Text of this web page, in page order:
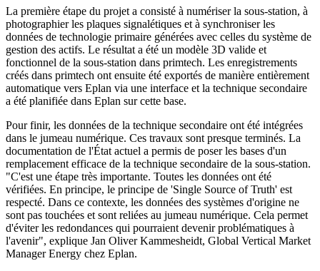
La première étape du projet a consisté à numériser la sous-station, à
photographier les plaques signalétiques et à synchroniser les
données de technologie primaire générées avec celles du système de
gestion des actifs. Le résultat a été un modèle 3D valide et
fonctionnel de la sous-station dans primtech. Les enregistrements
créés dans primtech ont ensuite été exportés de manière entièrement
automatique vers Eplan via une interface et la technique secondaire
a été planifiée dans Eplan sur cette base.
Pour finir, les données de la technique secondaire ont été intégrées
dans le jumeau numérique. Ces travaux sont presque terminés. La
documentation de l'État actuel a permis de poser les bases d'un
remplacement efficace de la technique secondaire de la sous-station.
"C'est une étape très importante. Toutes les données ont été
vérifiées. En principe, le principe de 'Single Source of Truth' est
respecté. Dans ce contexte, les données des systèmes d'origine ne
sont pas touchées et sont reliées au jumeau numérique. Cela permet
d'éviter les redondances qui pourraient devenir problématiques à
l'avenir", explique Jan Oliver Kammesheidt, Global Vertical Market
Manager Energy chez Eplan.